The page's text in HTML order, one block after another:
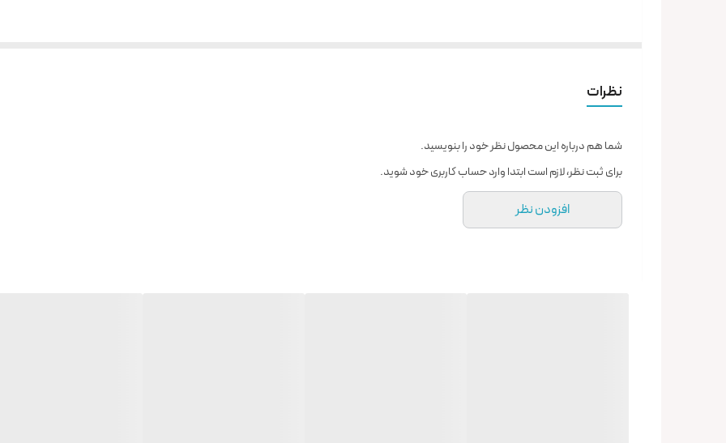
نظرات
شما هم درباره این محصول نظر خود را بنویسید.
برای ثبت نظر، لازم است ابتدا وارد حساب کاربری خود شوید.
افزودن نظر